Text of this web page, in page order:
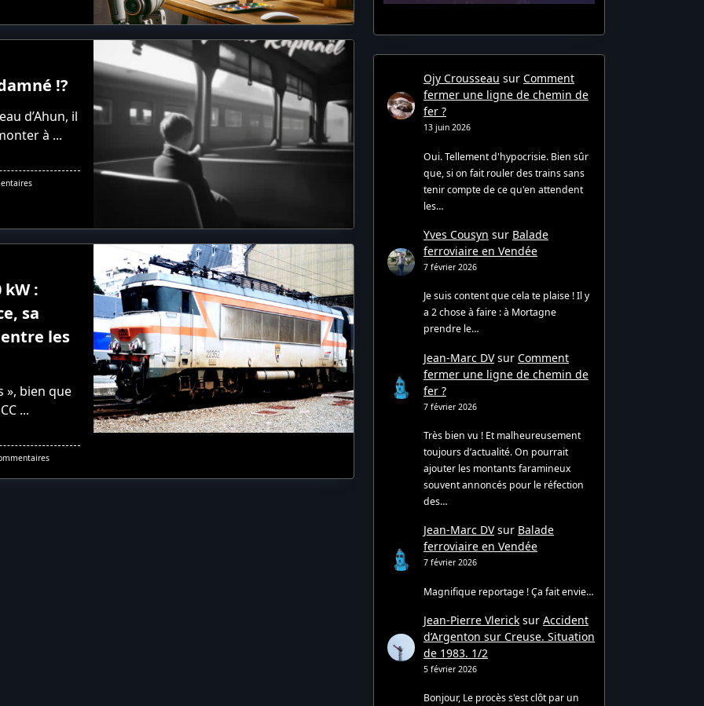
!?
d’Ahun, il
à ...
Sur
–
Felletin
:
sa
les
», bien que
...
Sur
Des
Ojy Crousseau sur Comment
fermer une ligne de chemin de
fer ?
13 juin 2026
Oui. Tellement d'hypocrisie. Bien sûr
que, si on fait rouler des trains sans
tenir compte de ce qu'en attendent
les…
Yves Cousyn sur Balade
ferroviaire en Vendée
7 février 2026
Je suis content que cela te plaise ! Il y
a 2 chose à faire : à Mortagne
prendre le…
Jean-Marc DVsur Comment
fermer une ligne de chemin de
fer ?
7 février 2026
Très bien vu ! Et malheureusement
toujours d’actualité. On pourrait
ajouter les montants faramineux
souvent annoncés pour le réfection
des…
Jean-Marc DVsur Balade
ferroviaire en Vendée
7 février 2026
Magnifique reportage ! Ça fait envie…
Jean-Pierre Vlericksur Accident
d’Argenton sur Creuse. Situation
de 1983. 1/2
5 février 2026
Bonjour, Le procès s'est clôt par un